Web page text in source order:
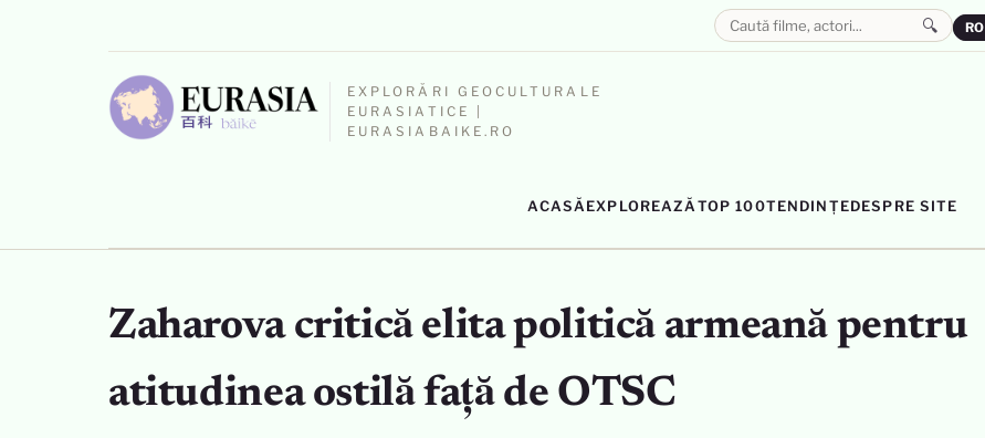
EXPLORĂRI GEOCULTURALE
EURASIATICE |
EURASIABAIKE.RO
ACASĂ EXPLOREAZĂ TOP 100TENDINȚEDESPRE SITE
🔍 RO
Zaharova critică elita politică armeană pentru
atitudinea ostilă față de OTSC